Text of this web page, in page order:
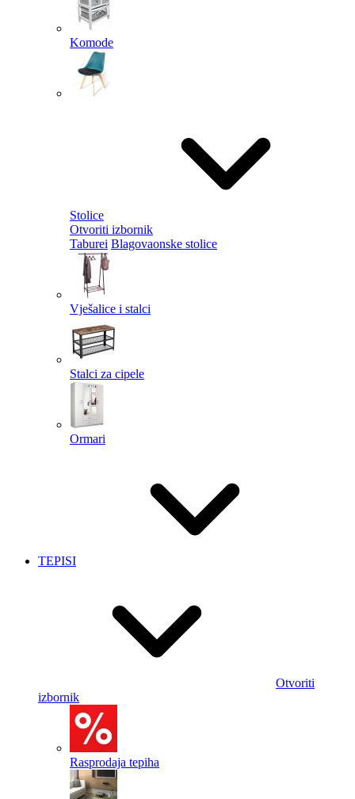
Komode
Stolice
Otvoriti izbornik
Taburei Blagovaonske stolice
Vješalice i stalci
Stalci za cipele
Ormari
TEPISI
Otvoriti
izbornik
Rasprodaja tepiha